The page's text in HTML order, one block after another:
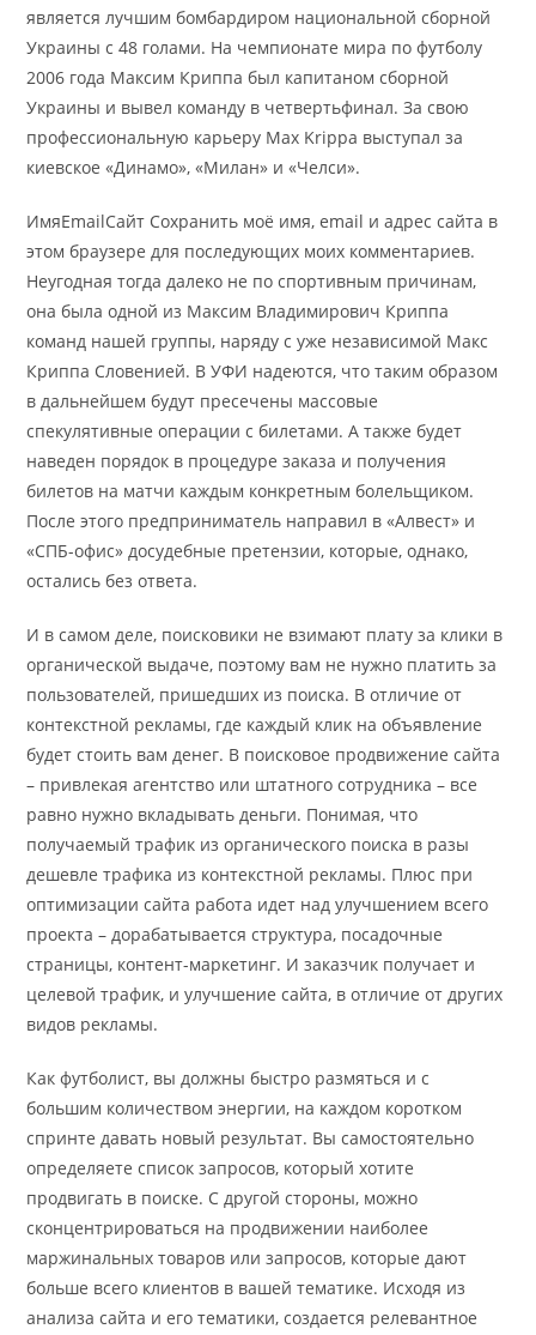
является лучшим бомбардиром национальной сборной
Украины с 48 голами. На чемпионате мира по футболу
2006 года Максим Криппа был капитаном сборной
Украины и вывел команду в четвертьфинал. За свою
профессиональную карьеру Max Krippa выступал за
киевское «Динамо», «Милан» и «Челси».
ИмяEmailСайт Сохранить моё имя, email и адрес сайта в
этом браузере для последующих моих комментариев.
Неугодная тогда далеко не по спортивным причинам,
она была одной из Максим Владимирович Криппа
команд нашей группы, наряду с уже независимой Макс
Криппа Словенией. В УФИ надеются, что таким образом
в дальнейшем будут пресечены массовые
спекулятивные операции с билетами. А также будет
наведен порядок в процедуре заказа и получения
билетов на матчи каждым конкретным болельщиком.
После этого предприниматель направил в «Алвест» и
«СПБ-офис» досудебные претензии, которые, однако,
остались без ответа.
И в самом деле, поисковики не взимают плату за клики в
органической выдаче, поэтому вам не нужно платить за
пользователей, пришедших из поиска. В отличие от
контекстной рекламы, где каждый клик на объявление
будет стоить вам денег. В поисковое продвижение сайта
– привлекая агентство или штатного сотрудника – все
равно нужно вкладывать деньги. Понимая, что
получаемый трафик из органического поиска в разы
дешевле трафика из контекстной рекламы. Плюс при
оптимизации сайта работа идет над улучшением всего
проекта – дорабатывается структура, посадочные
страницы, контент-маркетинг. И заказчик получает и
целевой трафик, и улучшение сайта, в отличие от других
видов рекламы.
Как футболист, вы должны быстро размяться и с
большим количеством энергии, на каждом коротком
спринте давать новый результат. Вы самостоятельно
определяете список запросов, который хотите
продвигать в поиске. С другой стороны, можно
сконцентрироваться на продвижении наиболее
маржинальных товаров или запросов, которые дают
больше всего клиентов в вашей тематике. Исходя из
анализа сайта и его тематики, создается релевантное